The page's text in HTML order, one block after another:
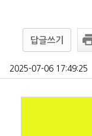
답글쓰기
2025-07-06 17:49:25